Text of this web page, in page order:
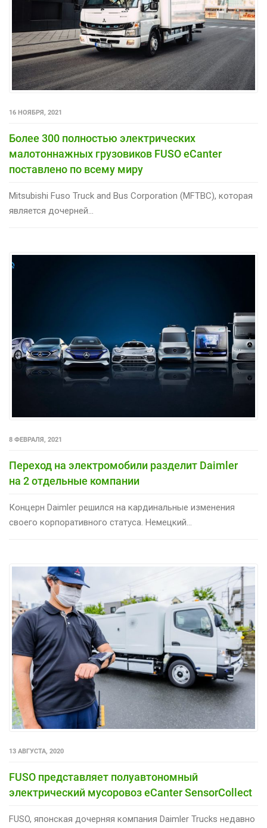
16 НОЯБРЯ, 2021
Более 300 полностью электрических
малотоннажных грузовиков FUSO eCanter
поставлено по всему миру
Mitsubishi Fuso Truck and Bus Corporation (MFTBC), которая
является дочерней...
8 ФЕВРАЛЯ, 2021
Переход на электромобили разделит Daimler
на 2 отдельные компании
Концерн Daimler решился на кардинальные изменения
своего корпоративного статуса. Немецкий...
13 АВГУСТА, 2020
FUSO представляет полуавтономный
электрический мусоровоз eCanter SensorCollect
FUSO, японская дочерняя компания Daimler Trucks недавно